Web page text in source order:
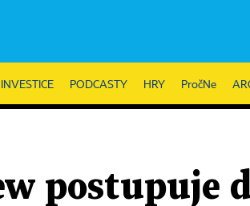
INVESTICE PODCASTY HRY PročNe
postupuje